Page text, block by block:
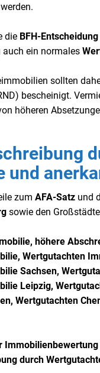
die BFH-Entscheidung
auch ein normales
sollten
bescheinigt.
höheren
und
zum AFA-Satz und
sowie den
höhere
Wertgutachten
Sachsen,
Leipzig, W
Wertgutachten
durch